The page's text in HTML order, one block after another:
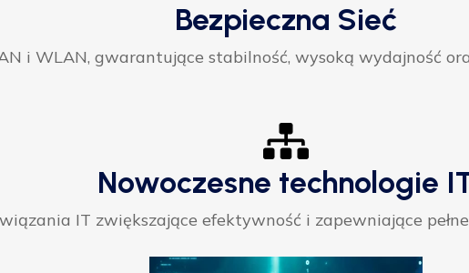
Bezpieczna Sieć
i WLAN, gwarantujące stabilność, wysoką wydajność
Nowoczesne technologie
IT zwiększające efektywność i zapewniające